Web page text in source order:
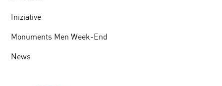
Iniziative
Monuments Men Week-End
News